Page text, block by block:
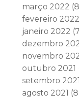
março 2022
fevereiro 2022
janeiro 2022
dezembro
novembro
outubro 2021
setembro 2021
agosto 2021